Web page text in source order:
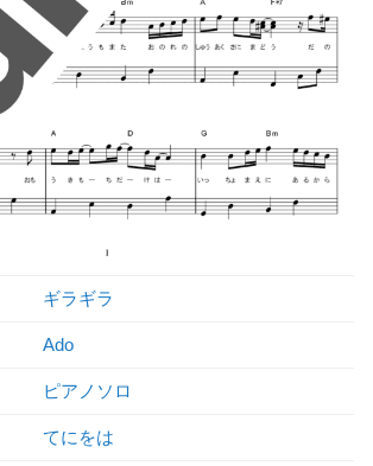
ギラギラ
Ado
ピアノソロ
てにをは